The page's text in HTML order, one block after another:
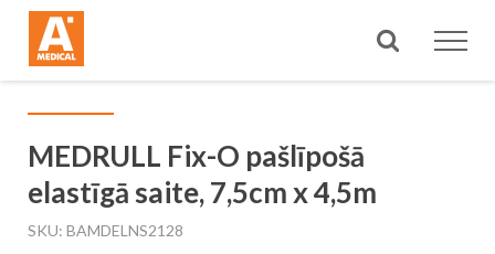
Meklēt
MEDRULL Fix-O pašlīpošā
elastīgā saite, 7,5cm x 4,5m
SKU BAMDELNS2128